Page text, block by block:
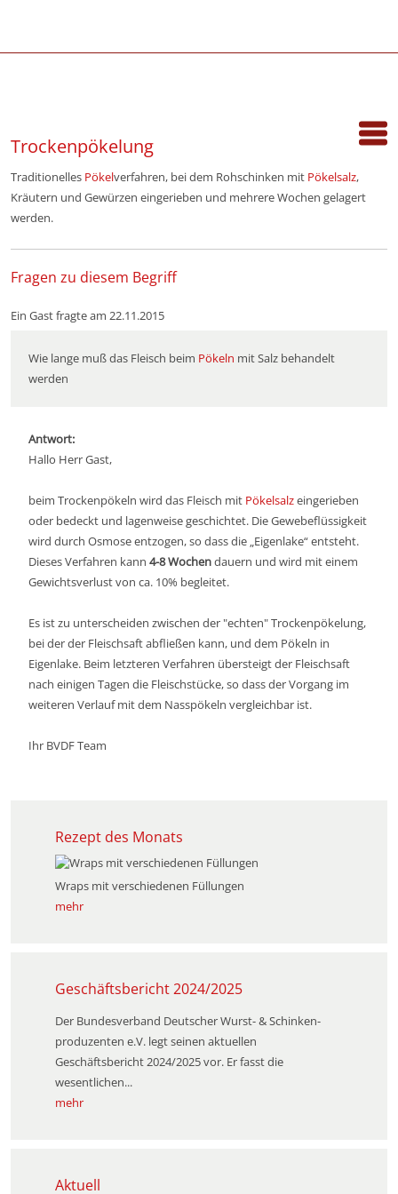
Trockenpökelung
Traditionelles Pökelverfahren, bei dem Rohschinken mit Pökelsalz,
Kräutern und Gewürzen eingerieben und mehrere Wochen gelagert
werden.
Fragen zu diesem Begriff
Ein Gast fragte am 22.11.2015
Wie lange muß das Fleisch beim Pökeln mit Salz behandelt
werden
Antwort:
Hallo Herr Gast,
beim Trockenpökeln wird das Fleisch mit Pökelsalzeingerieben
oder bedeckt und lagenweise geschichtet. Die Gewebeflüssigkeit
wird durch Osmose entzogen, so dass die „Eigenlake“ entsteht.
Dieses Verfahren kann 4-8 Wochendauern und wird mit einem
Gewichtsverlust von ca. 10% begleitet.
Es ist zu unterscheiden zwischen der "echten" Trockenpökelung,
bei der der Fleischsaft abfließen kann, und dem Pökeln in
Eigenlake. Beim letzteren Verfahren übersteigt der Fleischsaft
nach einigen Tagen die Fleischstücke, so dass der Vorgang im
weiteren Verlauf mit dem Nasspökeln vergleichbar ist.
Ihr BVDF Team
Rezept des Monats
Wraps mit verschiedenen Füllungen
mehr
Geschäftsbericht 2024/2025
Der Bundesverband Deutscher Wurst- & Schinken­
produzenten e.V. legt seinen aktuellen
Geschäftsbericht 2024/2025 vor. Er fasst die
wesentlichen...
mehr
Aktuell